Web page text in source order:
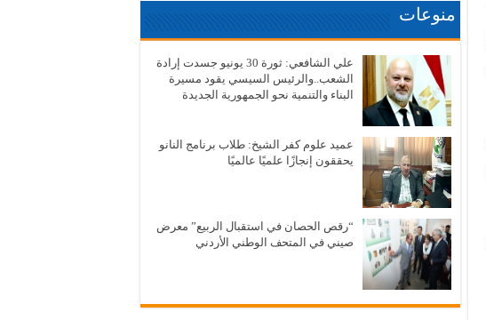
منوعات
علي الشافعي: ثورة 30 يونيو جسدت إرادة
الشعب..والرئيس السيسي يقود مسيرة
البناء والتنمية نحو الجمهورية الجديدة
عميد علوم كفر الشيخ: طلاب برنامج النانو
يحققون إنجازًا علميًا عالميًا
“رقص الحصان في استقبال الربيع” معرض
صيني في المتحف الوطني الأردني